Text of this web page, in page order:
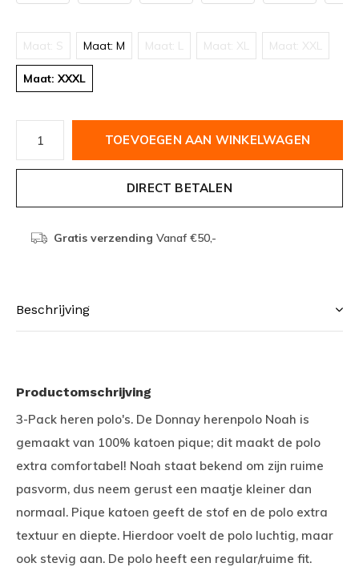
Maat: S Maat: M Maat: L Maat: XL Maat: XXL
Maat: XXXL
TOEVOEGEN AAN WINKELWAGEN
DIRECT BETALEN
Gratis verzending Vanaf €50,-
Beschrijving
Productomschrijving
3-Pack heren polo's. De Donnay herenpolo Noah is
gemaakt van 100% katoen pique; dit maakt de polo
extra comfortabel! Noah staat bekend om zijn ruime
pasvorm, dus neem gerust een maatje kleiner dan
normaal. Pique katoen geeft de stof en de polo extra
textuur en diepte. Hierdoor voelt de polo luchtig, maar
ook stevig aan. De polo heeft een regular/ruime fit.